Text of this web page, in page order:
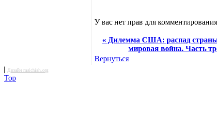
У вас нет прав для
« Дилемма США: распад
мировая война. Часть
Вернуться
| Дизайн malchish.org
Top